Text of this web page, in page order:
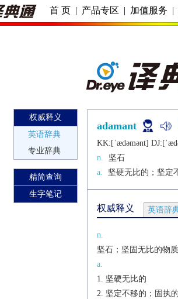
首 页 | 产品专区 | 加值服务 |
权威释义
英语辞典
专业辞典
精简查询
生字笔记
adamant
KK:[ˈædǝmǝnt]
n.
坚石
a.
坚硬无比的；坚定
权威释义 英语辞
n.
坚石；坚固无比的物
a.
坚硬无比的
坚定不移的；固执